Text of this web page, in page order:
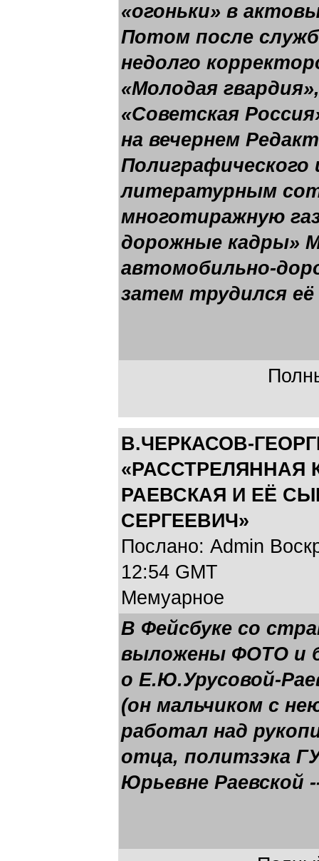
«огоньки» в
Потом после
недолго
«Молодая
«Советская
на вечернем
литературным
многотиражную
дорожные кадры»
автомобильно-
затем трудился
В.ЧЕРКАСОВ-
«РАССТРЕЛЯННАЯ
РАЕВСКАЯ И ЕЁ
СЕРГЕЕВИЧ»
Послано: Admin
12:54 GMT
Мемуарное
В Фейсбуке со
выложены ФОТО и
о Е.Ю.Урусовой-
(он мальчиком с
работал над
отца, политзэка
Юрьевне Раевской